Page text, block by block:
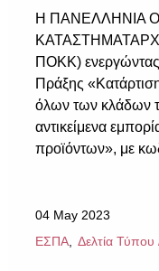
Η ΠΑΝΕΛΛΗΝΙΑ
ΠΟΚΚ)
Πράξης
όλων των κλάδων
αντικείμενα
προϊόντων», με
04 May 2023
ΕΣΠΑ
Δελτία Τύπου